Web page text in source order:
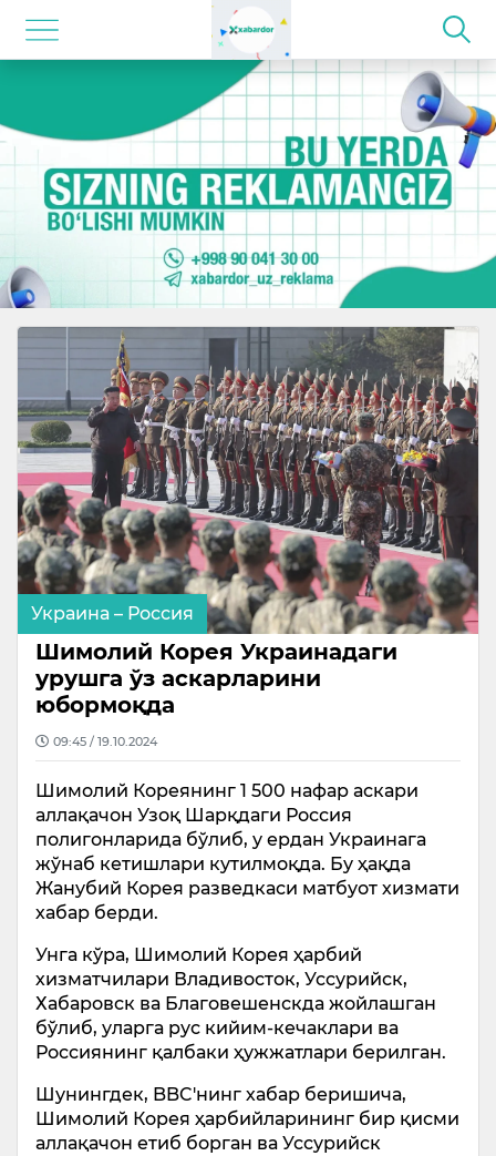
Украина – Россия
Шимолий Корея Украинадаги
урушга ўз аскарларини
юбормоқда
09:45 / 19.10.2024
Шимолий Кореянинг 1 500 нафар аскари
аллақачон Узоқ Шарқдаги Россия
полигонларида бўлиб, у ердан Украинага
жўнаб кетишлари кутилмоқда. Бу ҳақда
Жанубий Корея разведкаси матбуот хизмати
хабар берди.
Унга кўра, Шимолий Корея ҳарбий
хизматчилари Владивосток, Уссурийск,
Хабаровск ва Благовешенскда жойлашган
бўлиб, уларга рус кийим-кечаклари ва
Россиянинг қалбаки ҳужжатлари берилган.
Шунингдек, BBC'нинг хабар беришича,
Шимолий Корея ҳарбийларининг бир қисми
аллақачон етиб борган ва Уссурийск